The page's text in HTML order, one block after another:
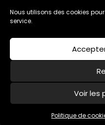
Nous utilisons des cookies
service.
Voir les
Politique de
Politique de cookies
Association